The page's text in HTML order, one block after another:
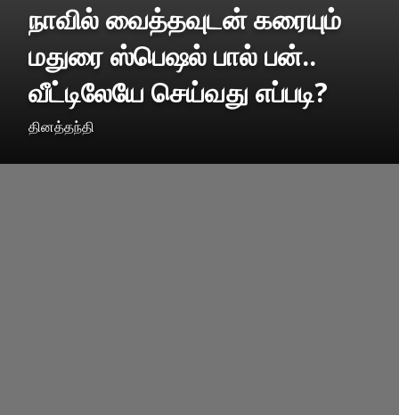
நாவில் வைத்தவுடன் கரையும்
மதுரை ஸ்பெஷல் பால் பன்..
வீட்டிலேயே செய்வது எப்படி?
தினத்தந்தி